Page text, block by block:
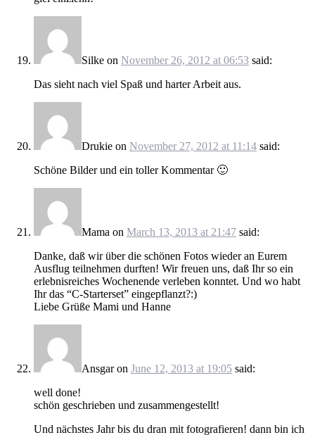
Silke on November 26, 2012 at 06:53 said:
Das sieht nach viel Spaß und harter Arbeit aus.
Drukie on November 27, 2012 at 11:14 said:
Schöne Bilder und ein toller Kommentar 🙂
Mama on March 13, 2013 at 21:47 said:
Danke, daß wir über die schönen Fotos wieder an Eurem
Ausflug teilnehmen durften! Wir freuen uns, daß Ihr so ein
erlebnisreiches Wochenende verleben konntet. Und wo habt
Ihr das “C-Starterset” eingepflanzt?:)
Liebe Grüße Mami und Hanne
Ansgaron June 12, 2013 at 19:05 said:
well done!
schön geschrieben und zusammengestellt!
Und nächstes Jahr bis du dran mit fotografieren! dann bin ich